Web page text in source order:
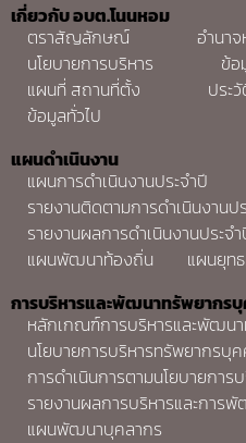
เกี่ยวกับ อบต.โนนหอม
ตราสัญลักษณ์
อำนา
นโยบายการบริหาร
ข้
แผนที่ สถานที่ตั้ง
ประ
ข้อมูลทั่วไป
แผนดำเนินงาน
แผนการดำเนินงานประจำปี
รายงานติดตามการดำเนินงาน
รายงานผลการดำเนินงานประจ
แผนพัฒนาท้องถิ่น
แผนยุท
การบริหารและพัฒนาทรัพยากร
หลักเกณฑ์การบริหารและพัฒน
นโยบายการบริหารทรัพยากรบุ
การดำเนินการตามนโยบายกา
รายงานผลการบริหารและการ
แผนพัฒนาบุคลากร